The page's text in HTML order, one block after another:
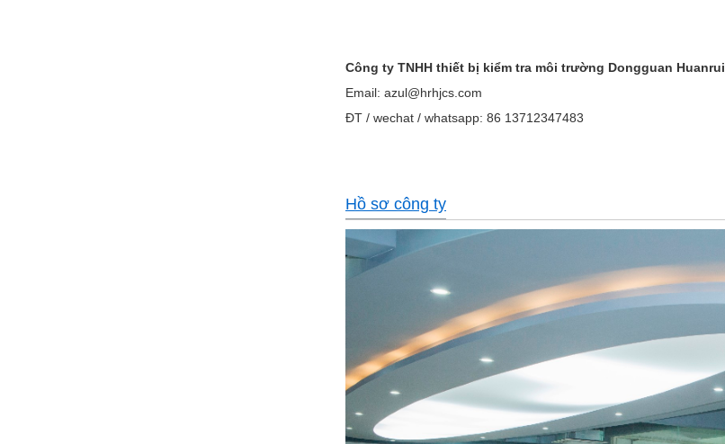
Công ty TNHH thiết bị kiểm tra môi trường Dongguan Huanrui
Email: azul@hrhjcs.com
ĐT / wechat / whatsapp: 86 13712347483
Hồ sơ công ty